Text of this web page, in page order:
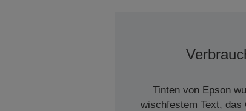
Tinten von Epson
wischfestem Text, das